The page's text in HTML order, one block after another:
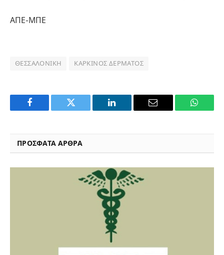
ΑΠΕ-ΜΠΕ
ΘΕΣΣΑΛΟΝΊΚΗ ΚΑΡΚΊΝΟΣ ΔΈΡΜΑΤΟΣ
Facebook Twitter LinkedIn Email
ΠΡΟΣΦΑΤΑ ΑΡΘΡΑ